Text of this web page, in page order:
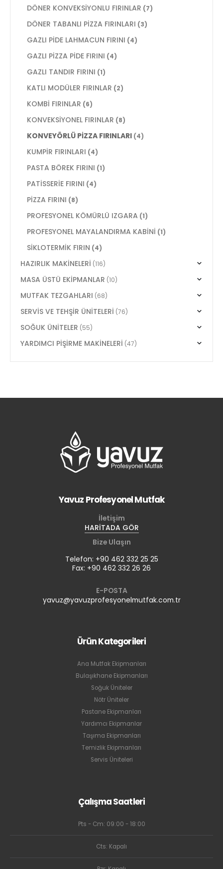
DÖNER KONVEKSİYONLU FIRINLAR (7)
DÖNER TABANLI PİZZA FIRINLARI (3)
GAZLI PİDE LAHMACUN FIRINI (4)
GAZLI PİZZA PİDE FIRINI (4)
GAZLI TANDIR FIRINI (1)
KATLI MODÜLER FIRINLAR (2)
KOMBİ FIRINLAR (6)
KONVEKSİYONEL FIRINLAR (8)
KONVEYÖRLÜ PİZZA FIRINLARI (4)
KUMPİR FIRINLARI (4)
PASTA BÖREK FIRINI (1)
PATİSSERİE FIRINI (4)
PİZZA FIRINI (8)
PROFESYONEL KÖMÜRLÜ IZGARA (1)
PROFESYONEL MAYALANDIRMA KABİNİ (1)
SİKLOTERMİK FIRIN (4)
HAZIRLIK MAKİNELERİ (116)
MASA ÜSTÜ EKİPMANLAR (10)
MUTFAK TEZGAHLARI (68)
SERVİS VE TEHŞİR ÜNİTELERİ (76)
SOĞUK ÜNİTELER (55)
YARDIMCI PİŞİRME MAKİNELERİ (47)
Yavuz Profesyonel Mutfak
İletişim
HARİTADA GÖR
Bize Ulaşın
Telefon: +90 462 332 25 25
Fax: +90 462 332 26 26
E-POSTA
yavuz@yavuzprofesyonelmutfak.com.tr
Ürün Kategorileri
Ana Mutfak Ekipmanları
Bulaşıkhane Ekipmanları
Soğuk Üniteler
Nötr Üniteler
Pastane Ekipmanları
Yardımcı Ekipmanlar
Taşıma Ekipmanları
Temizlik Ekipmanları
Servis Üniteleri
Çalışma Saatleri
Pts - Cm: 09:00 - 18:00
Cts: Kapalı